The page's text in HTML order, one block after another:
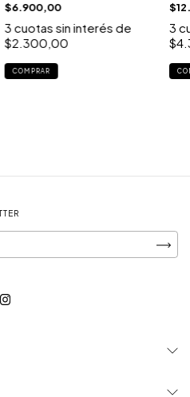
$6.900,00
3 cuotas sin interés de
$2.300,00
3